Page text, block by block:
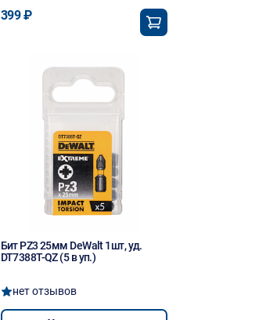
399 ₽
Бит PZ3 25мм DeWalt 1шт, уд.
DT7388T-QZ (5 в уп.)
нет отзывов